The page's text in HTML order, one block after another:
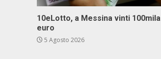
10eLotto, a Messina vinti 100mila
euro
5 Agosto 2026